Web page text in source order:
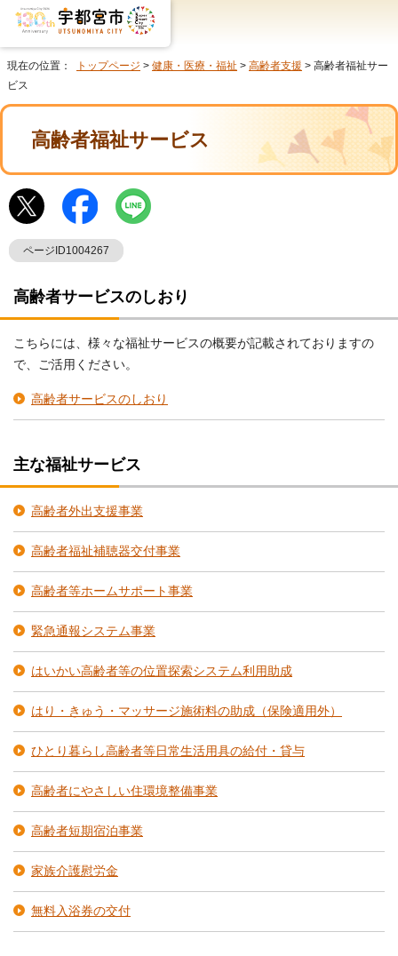
現在の位置： トップページ > 健康・医療・福祉 > 高齢者支援 > 高齢者福祉サー
ビス
高齢者福祉サービス
ページID1004267
高齢者サービスのしおり
こちらには、様々な福祉サービスの概要が記載されておりますの
で、ご活用ください。
高齢者サービスのしおり
主な福祉サービス
高齢者外出支援事業
高齢者福祉補聴器交付事業
高齢者等ホームサポート事業
緊急通報システム事業
はいかい高齢者等の位置探索システム利用助成
はり・きゅう・マッサージ施術料の助成（保険適用外）
ひとり暮らし高齢者等日常生活用具の給付・貸与
高齢者にやさしい住環境整備事業
高齢者短期宿泊事業
家族介護慰労金
無料入浴券の交付